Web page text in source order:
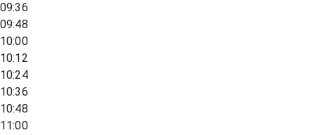
09:36
09:48
10:00
10:12
10:24
10:36
10:48
11:00